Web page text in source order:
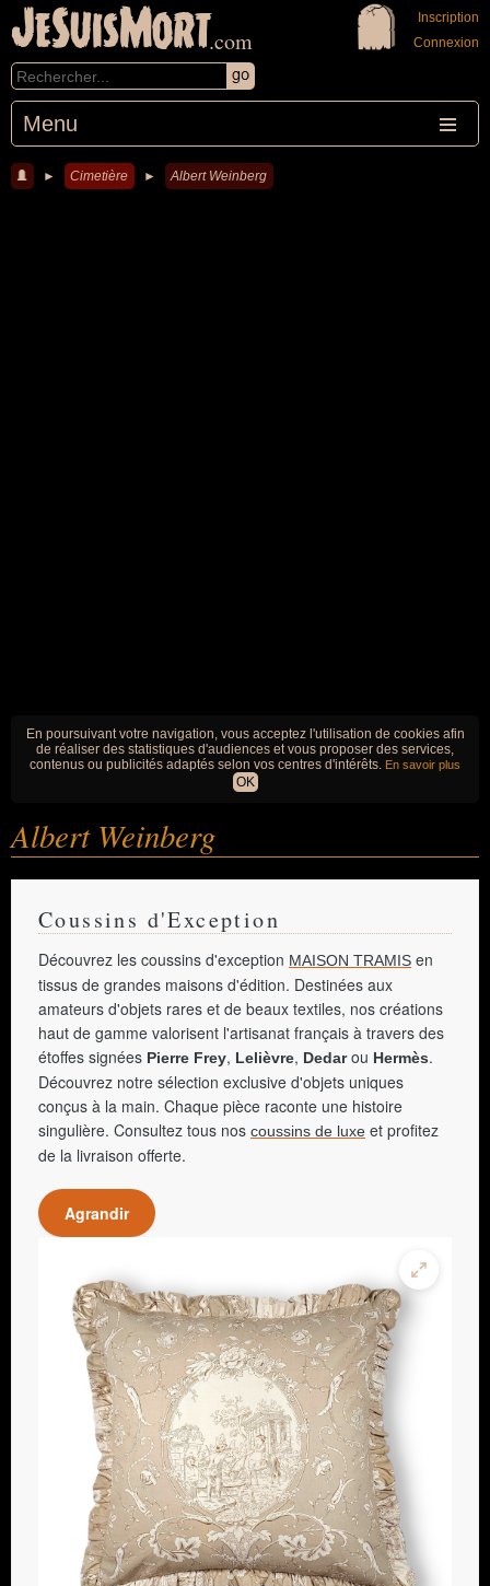
JeSuisMort.com
Menu
Inscription
Connexion
► Cimetière ► Albert Weinberg
En poursuivant votre navigation, vous acceptez l'utilisation de cookies afin
de réaliser des statistiques d'audiences et vous proposer des services,
contenus ou publicités adaptés selon vos centres d'intérêts. En savoir plus
OK
Albert Weinberg
Coussins d'Exception
Découvrez les coussins d'exception MAISON TRAMIS en
tissus de grandes maisons d'édition. Destinées aux
amateurs d'objets rares et de beaux textiles, nos créations
haut de gamme valorisent l'artisanat français à travers des
étoffes signées Pierre Frey, Lelièvre, Dedarou Hermès.
Découvrez notre sélection exclusive d'objets uniques
conçus à la main. Chaque pièce raconte une histoire
singulière. Consultez tous nos coussins de luxe et profitez
de la livraison offerte.
Agrandir